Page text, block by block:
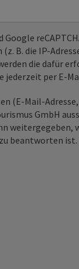
Google
B. die IP-
die dafür
per E-
(E-Mail-
GmbH
weitergegeben,
beantworten ist.